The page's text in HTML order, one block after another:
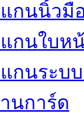
แกนนิ้วมือ
แกนใบห
แกนระบ
นการ์ด